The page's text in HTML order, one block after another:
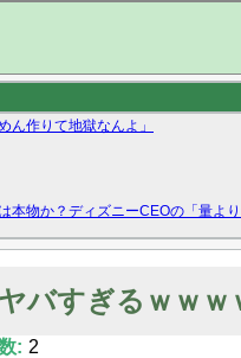
ん作りて地獄なんよ」
本物か？ディズニーCEOの「量よ
？北川莉央が1位に
バすぎるｗｗｗ
: 2